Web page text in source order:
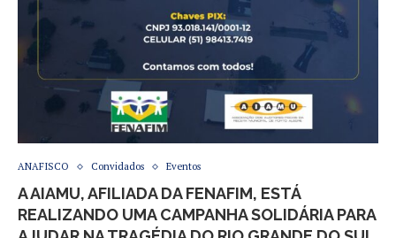
ANAFISCO Convidados Eventos
A AIAMU, AFILIADA DA FENAFIM, ESTÁ
REALIZANDO UMA CAMPANHA SOLIDÁRIA PARA